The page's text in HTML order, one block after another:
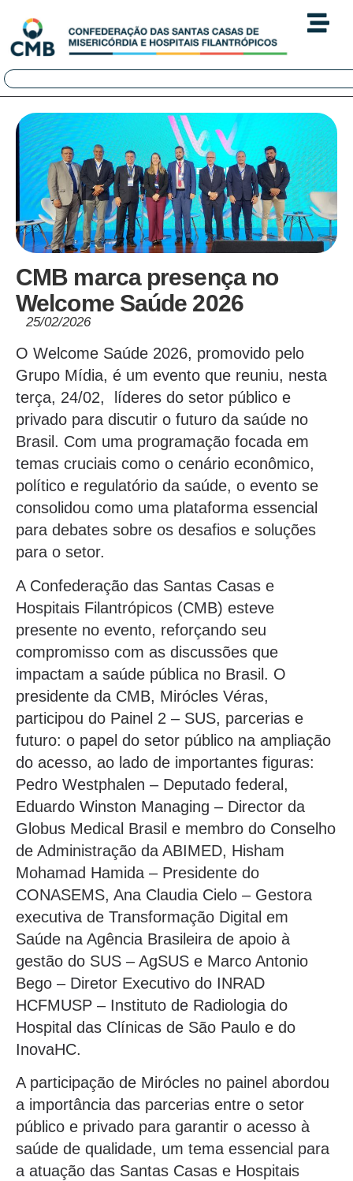
CMB marca presença no
Welcome Saúde 2026
25/02/2026
O Welcome Saúde 2026, promovido pelo
Grupo Mídia, é um evento que reuniu, nesta
terça, 24/02, líderes do setor público e
privado para discutir o futuro da saúde no
Brasil. Com uma programação focada em
temas cruciais como o cenário econômico,
político e regulatório da saúde, o evento se
consolidou como uma plataforma essencial
para debates sobre os desafios e soluções
para o setor.
A Confederação das Santas Casas e
Hospitais Filantrópicos (CMB) esteve
presente no evento, reforçando seu
compromisso com as discussões que
impactam a saúde pública no Brasil. O
presidente da CMB, Mirócles Véras,
participou do Painel 2 – SUS, parcerias e
futuro: o papel do setor público na ampliação
do acesso, ao lado de importantes figuras:
Pedro Westphalen – Deputado federal,
Eduardo Winston Managing – Director da
Globus Medical Brasil e membro do Conselho
de Administração da ABIMED, Hisham
Mohamad Hamida – Presidente do
CONASEMS, Ana Claudia Cielo – Gestora
executiva de Transformação Digital em
Saúde na Agência Brasileira de apoio à
gestão do SUS – AgSUS e Marco Antonio
Bego – Diretor Executivo do INRAD
HCFMUSP – Instituto de Radiologia do
Hospital das Clínicas de São Paulo e do
InovaHC.
A participação de Mirócles no painel abordou
a importância das parcerias entre o setor
público e privado para garantir o acesso à
saúde de qualidade, um tema essencial para
a atuação das Santas Casas e Hospitais